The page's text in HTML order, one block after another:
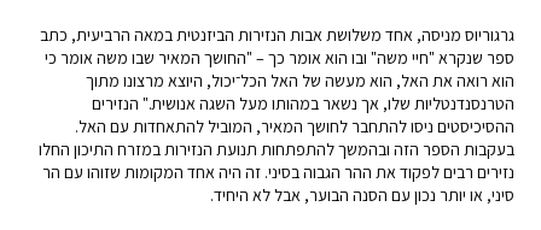
גרגוריוס מניסה, אחד משלושת אבות הנזירות הביזנטית במאה הרביעית, כתב
ספר שנקרא "חיי משה" ובו הוא אומר כך – "החושך המאיר שבו משה אומר כי
הוא רואה את האל, הוא מעשה של האל הכל־יכול, היוצא מרצונו מתוך
הטרנסנדנטליות שלו, אך נשאר במהותו מעל השגה אנושית." הנזירים
ההסיכיסטים ניסו להתחבר לחושך המאיר, המוביל להתאחדות עם האל.
בעקבות הספר הזה ובהמשך להתפתחות תנועת הנזירות במזרח התיכון החלו
נזירים רבים לפקוד את ההר הגבוה בסיני. זה היה אחד המקומות שזוהו עם הר
סיני, או יותר נכון עם הסנה הבוער, אבל לא היחיד.